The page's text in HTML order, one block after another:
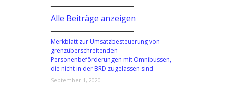
───────────────
Alle Beiträge anzeigen
───────────────
Merkblatt zur Umsatzbesteuerung von
grenzüberschreitenden
Personenbeförderungen mit Omnibussen,
die nicht in der BRD zugelassen sind
September 1, 2020